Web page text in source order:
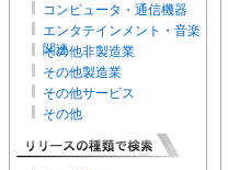
コンピュータ・通信機器
エンタテインメント・音楽
関連
その他非製造業
その他製造業
その他サービス
その他